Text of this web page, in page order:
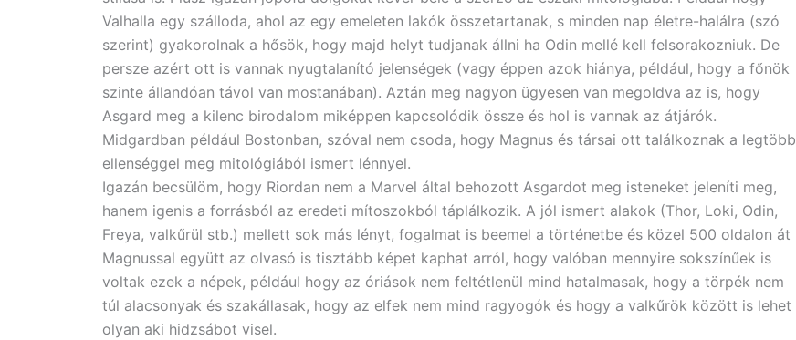
Valhalla egy szálloda, ahol az egy emeleten lakók összetartanak, s minden nap életre-halálra (szó
szerint) gyakorolnak a hősök, hogy majd helyt tudjanak állni ha Odin mellé kell felsorakozniuk. De
persze azért ott is vannak nyugtalanító jelenségek (vagy éppen azok hiánya, például, hogy a főnök
szinte állandóan távol van mostanában). Aztán meg nagyon ügyesen van megoldva az is, hogy
Asgard meg a kilenc birodalom miképpen kapcsolódik össze és hol is vannak az átjárók.
Midgardban például Bostonban, szóval nem csoda, hogy Magnus és társai ott találkoznak a legtöbb
ellenséggel meg mitológiából ismert lénnyel.
Igazán becsülöm, hogy Riordan nem a Marvel által behozott Asgardot meg isteneket jeleníti meg,
hanem igenis a forrásból az eredeti mítoszokból táplálkozik. A jól ismert alakok (Thor, Loki, Odin,
Freya, valkűrül stb.) mellett sok más lényt, fogalmat is beemel a történetbe és közel 500 oldalon át
Magnussal együtt az olvasó is tisztább képet kaphat arról, hogy valóban mennyire sokszínűek is
voltak ezek a népek, például hogy az óriások nem feltétlenül mind hatalmasak, hogy a törpék nem
túl alacsonyak és szakállasak, hogy az elfek nem mind ragyogók és hogy a valkűrök között is lehet
olyan aki hidzsábot visel.